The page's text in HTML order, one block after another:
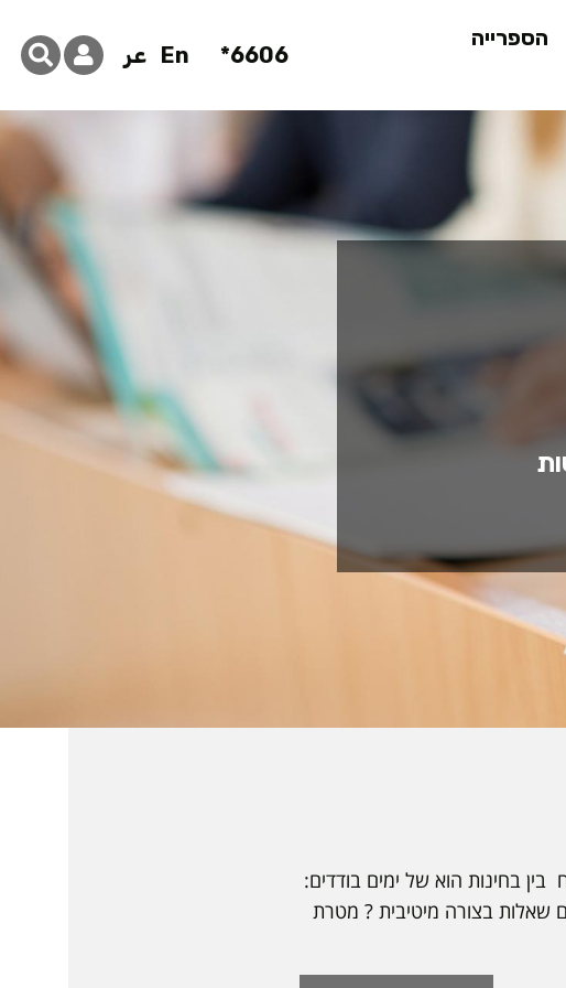
הספרייה
6606*
En عر
בחינות הוא של ימים בודדים:
שאלות בצורה מיטיבית ? מטרת